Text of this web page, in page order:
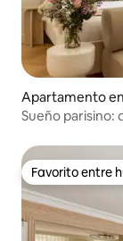
Apartamento
Sueño parisino:
Favorito entre
Favorito entre